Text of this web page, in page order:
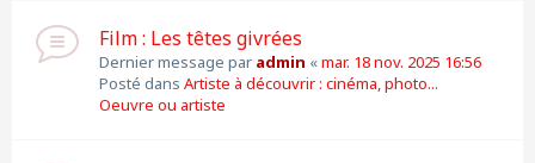
Film : Les têtes givrées
Dernier message par admin «mar. 18 nov. 2025 16:56
Posté dans Artiste à découvrir : cinéma, photo...
Oeuvre ou artiste